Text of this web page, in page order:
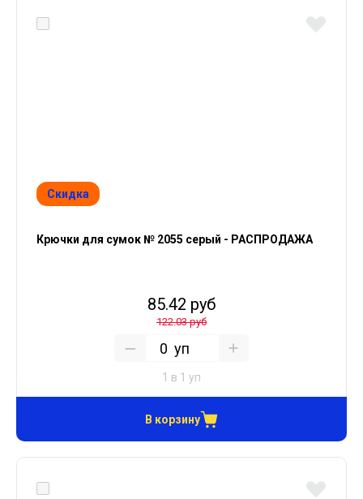
Скидка
Крючки для сумок № 2055 серый - РАСПРОДАЖА
85.42 руб
122.03 руб
уп
1 в 1 уп
В корзину